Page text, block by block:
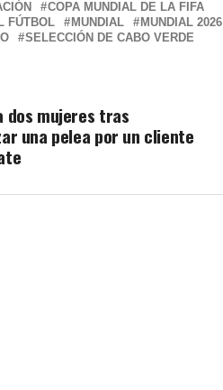
COPA MUNDIAL DE LA FIFA
FÚTBOL MUNDIAL
MUNDIAL 2026
SELECCIÓN DE CABO VERDE
dos mujeres tras
una pelea por un cliente